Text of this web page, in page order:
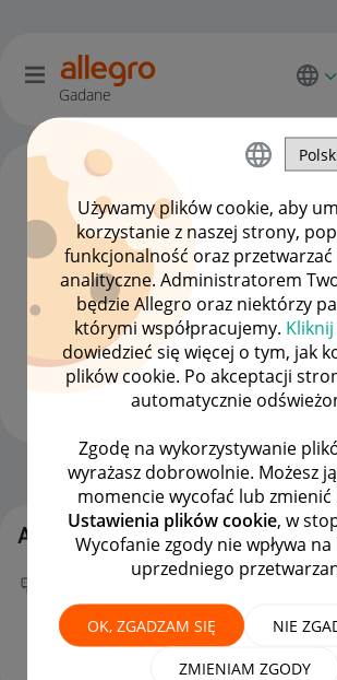
Używamy plików cookie, aby
korzystanie z naszej strony,
funkcjonalność oraz
analityczne. Administratorem
będzie Allegro oraz niektórzy
którymi współpracujemy.
dowiedzieć się więcej o tym, jak
plików cookie. Po akceptacji
automatycznie
Zgodę na wykorzystywanie
wyrażasz dobrowolnie. Możesz
momencie wycofać lub zmienić
Ustawienia plików cookie, w
Wycofanie zgody nie wpływa
uprzedniego
OK, ZGADZAM SIĘ NIE
ZMIENIAM ZGODY
Gadane
Bgh0304
#7 Wielbiciel
Strona Główna
Aktywność Bgh0304
Twój nowy wpis
Odp.: Proszę o
zakupu do zakładki "moje zakupy"
Dyskusje kupujących
można już
16:28